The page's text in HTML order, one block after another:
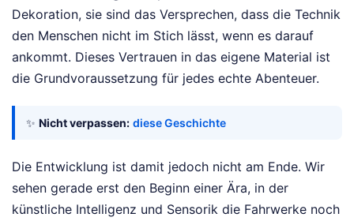
Dekoration, sie sind das Versprechen, dass die Technik
den Menschen nicht im Stich lässt, wenn es darauf
ankommt. Dieses Vertrauen in das eigene Material ist
die Grundvoraussetzung für jedes echte Abenteuer.
✨ Nicht verpassen: diese Geschichte
Die Entwicklung ist damit jedoch nicht am Ende. Wir
sehen gerade erst den Beginn einer Ära, in der
künstliche Intelligenz und Sensorik die Fahrwerke noch